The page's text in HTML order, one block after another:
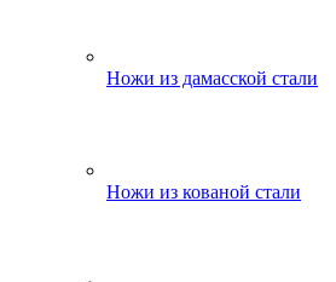
Ножи из дамасской стали
Ножи из кованой стали